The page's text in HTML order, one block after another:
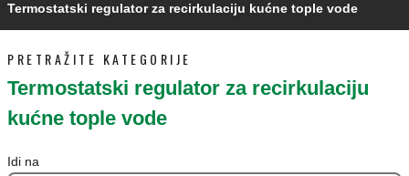
Termostatski regulator za recirkulaciju kućne tople vode
PRETRAŽITE KATEGORIJE
Termostatski regulator za recirkulaciju
kućne tople vode
Idi na